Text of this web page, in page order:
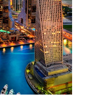
admin